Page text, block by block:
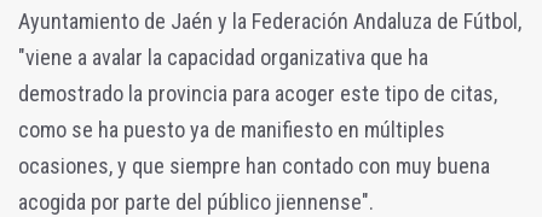
Ayuntamiento de Jaén y la Federación Andaluza de Fútbol,
"viene a avalar la capacidad organizativa que ha
demostrado la provincia para acoger este tipo de citas,
como se ha puesto ya de manifiesto en múltiples
ocasiones, y que siempre han contado con muy buena
acogida por parte del público jiennense".